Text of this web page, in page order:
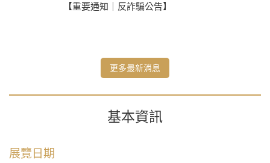
【重要通知｜反詐騙公告】
更多最新消息
基本資訊
展覽日期